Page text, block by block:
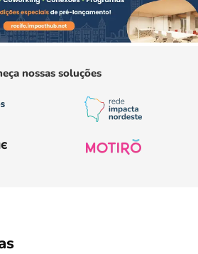
nossas soluções